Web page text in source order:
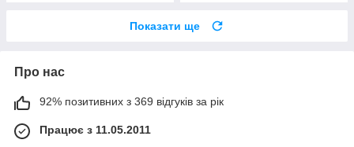
Показати ще
Про нас
92% позитивних з 369 відгуків за рік
Працює з 11.05.2011